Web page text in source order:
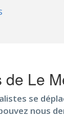
Le
se
nous